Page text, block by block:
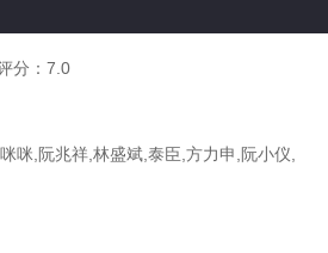
分： 7.0
咪,阮兆祥,林盛斌,泰臣,方力申,阮小仪,